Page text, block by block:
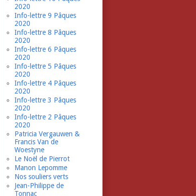
2020
Info-lettre 9 Pâques
2020
Info-lettre 8 Pâques
2020
Info-lettre 6 Pâques
2020
Info-lettre 5 Pâques
2020
Info-lettre 4 Pâques
2020
Info-lettre 3 Pâques
2020
Info-lettre 2 Pâques
2020
Patricia Vergauwen &
Francis Van de
Woestyne
Le Noël de Pierrot
Manon Lepomme
Nos souliers verts
Jean-Philippe de
Tonnac